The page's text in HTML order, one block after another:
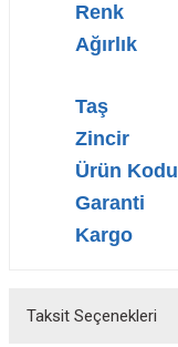
Renk
Ağırlık
Taş
Zincir
Ürün Kodu
Garanti
Kargo
Taksit Seçenekleri